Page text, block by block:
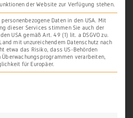
1350,Tzail-1406) genannte
der bekannten Dokumente
der Website zur Verfügung stehen.
Daten in den USA. Mit
dieser Services stimmen Sie auch der
USA gemäß Art. 49 (1) lit. a DSGVO zu.
mit unzureichendem Datenschutz nach
etwa das Risiko, dass US-Behörden
Überwachungsprogrammen verarbeiten,
für Europäer.
der Service-Gruppen, für